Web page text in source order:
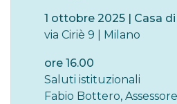
1 ottobre 2025 | Casa
via Ciriè 9 | Milano
ore 16.00
Saluti istituzionali
Fabio Bottero,